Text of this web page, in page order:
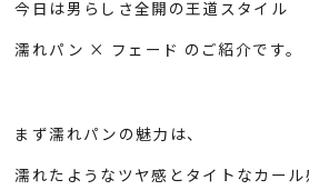
今日は男らしさ全開の王道スタイル
濡れパン × フェード のご紹介です。
まず濡れパンの魅力は、
濡れたようなツヤ感とタイトなカール